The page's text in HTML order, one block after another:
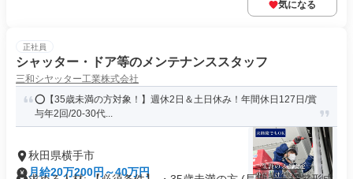
気になる
正社員
シャッター・ドア等のメンテナンススタッフ
三和シヤッター工業株式会社
⭕️【35歳未満の方対象！】週休2日＆土日休み！年間休日127日/賞
与年2回/20-30代...
秋田県横手市
月給20万200円～40万円